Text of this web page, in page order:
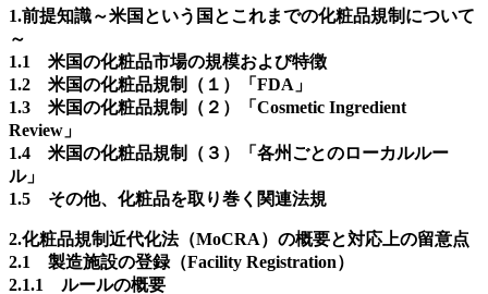
1.前提知識～米国という国とこれまでの化粧品規制について
～
1.1 米国の化粧品市場の規模および特徴
1.2 米国の化粧品規制（１）「FDA」
1.3 米国の化粧品規制（２）「Cosmetic Ingredient
Review」
1.4 米国の化粧品規制（３）「各州ごとのローカルルー
ル」
1.5 その他、化粧品を取り巻く関連法規
2.化粧品規制近代化法（MoCRA）の概要と対応上の留意点
2.1 製造施設の登録（Facility Registration）
2.1.1 ルールの概要